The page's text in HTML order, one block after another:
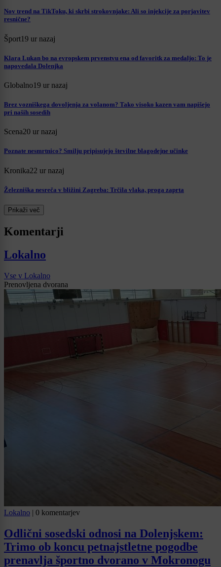
Nov trend na TikToku, ki skrbi strokovnjake: Ali so injekcije za porjavitev
resnične?
Šport19 ur nazaj
Klara Lukan bo na evropskem prvenstvu ena od favoritk za medaljo: To je
napovedala Dolenjka
Globalno19 ur nazaj
Brez vozniškega dovoljenja za volanom? Tako visoko kazen vam napišejo
pri naših sosedih
Scena20 ur nazaj
Poznate nesmrtnico? Smilju pripisujejo številne blagodejne učinke
Kronika22 ur nazaj
Železniška nesreča v bližini Zagreba: Trčila vlaka, proga zaprta
Prikaži več
Komentarji
Lokalno
Vse v Lokalno
Prenovljena dvorana
Lokalno | 0 komentarjev
Odlični sosedski odnosi na Dolenjskem:
Trimo ob koncu petnajstletne pogodbe
prenavlja športno dvorano v Mokronogu